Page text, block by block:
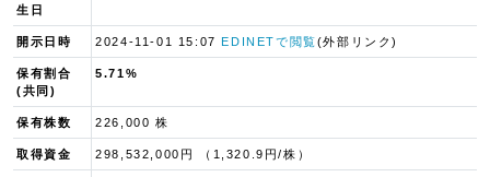
生日
開示日時 2024-11-01 15:07EDINETで閲覧(外部リンク)
保有割合
(共同)
5.71%
保有株数 226,000 株
取得資金 298,532,000円 （1,320.9円/株）